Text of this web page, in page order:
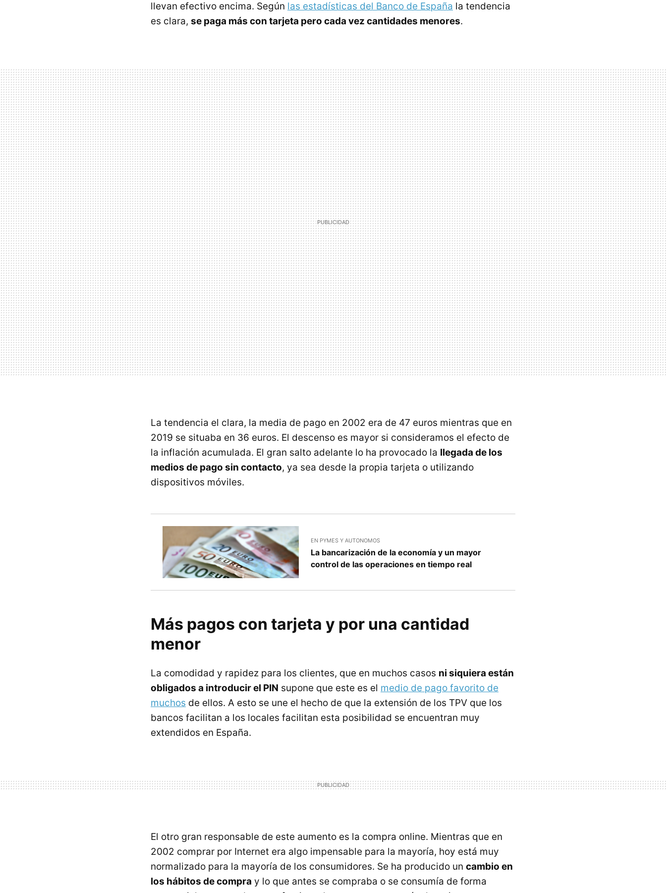
llevan efectivo encima. Según las estadísticas del Banco de España la tendencia
es clara, se paga más con tarjeta pero cada vez cantidades menores.
La tendencia el clara, la media de pago en 2002 era de 47 euros mientras que en
2019 se situaba en 36 euros. El descenso es mayor si consideramos el efecto de
la inflación acumulada. El gran salto adelante lo ha provocado la llegada de los
medios de pago sin contacto, ya sea desde la propia tarjeta o utilizando
dispositivos móviles.
EN PYMES Y AUTONOMOS
La bancarización de la economía y un mayor
control de las operaciones en tiempo real
Más pagos con tarjeta y por una cantidad
menor
La comodidad y rapidez para los clientes, que en muchos casos ni siquiera están
obligados a introducir el PIN supone que este es el medio de pago favorito de
muchos de ellos. A esto se une el hecho de que la extensión de los TPV que los
bancos facilitan a los locales facilitan esta posibilidad se encuentran muy
extendidos en España.
El otro gran responsable de este aumento es la compra online. Mientras que en
2002 comprar por Internet era algo impensable para la mayoría, hoy está muy
normalizado para la mayoría de los consumidores. Se ha producido un cambio en
los hábitos de compra y lo que antes se compraba o se consumía de forma